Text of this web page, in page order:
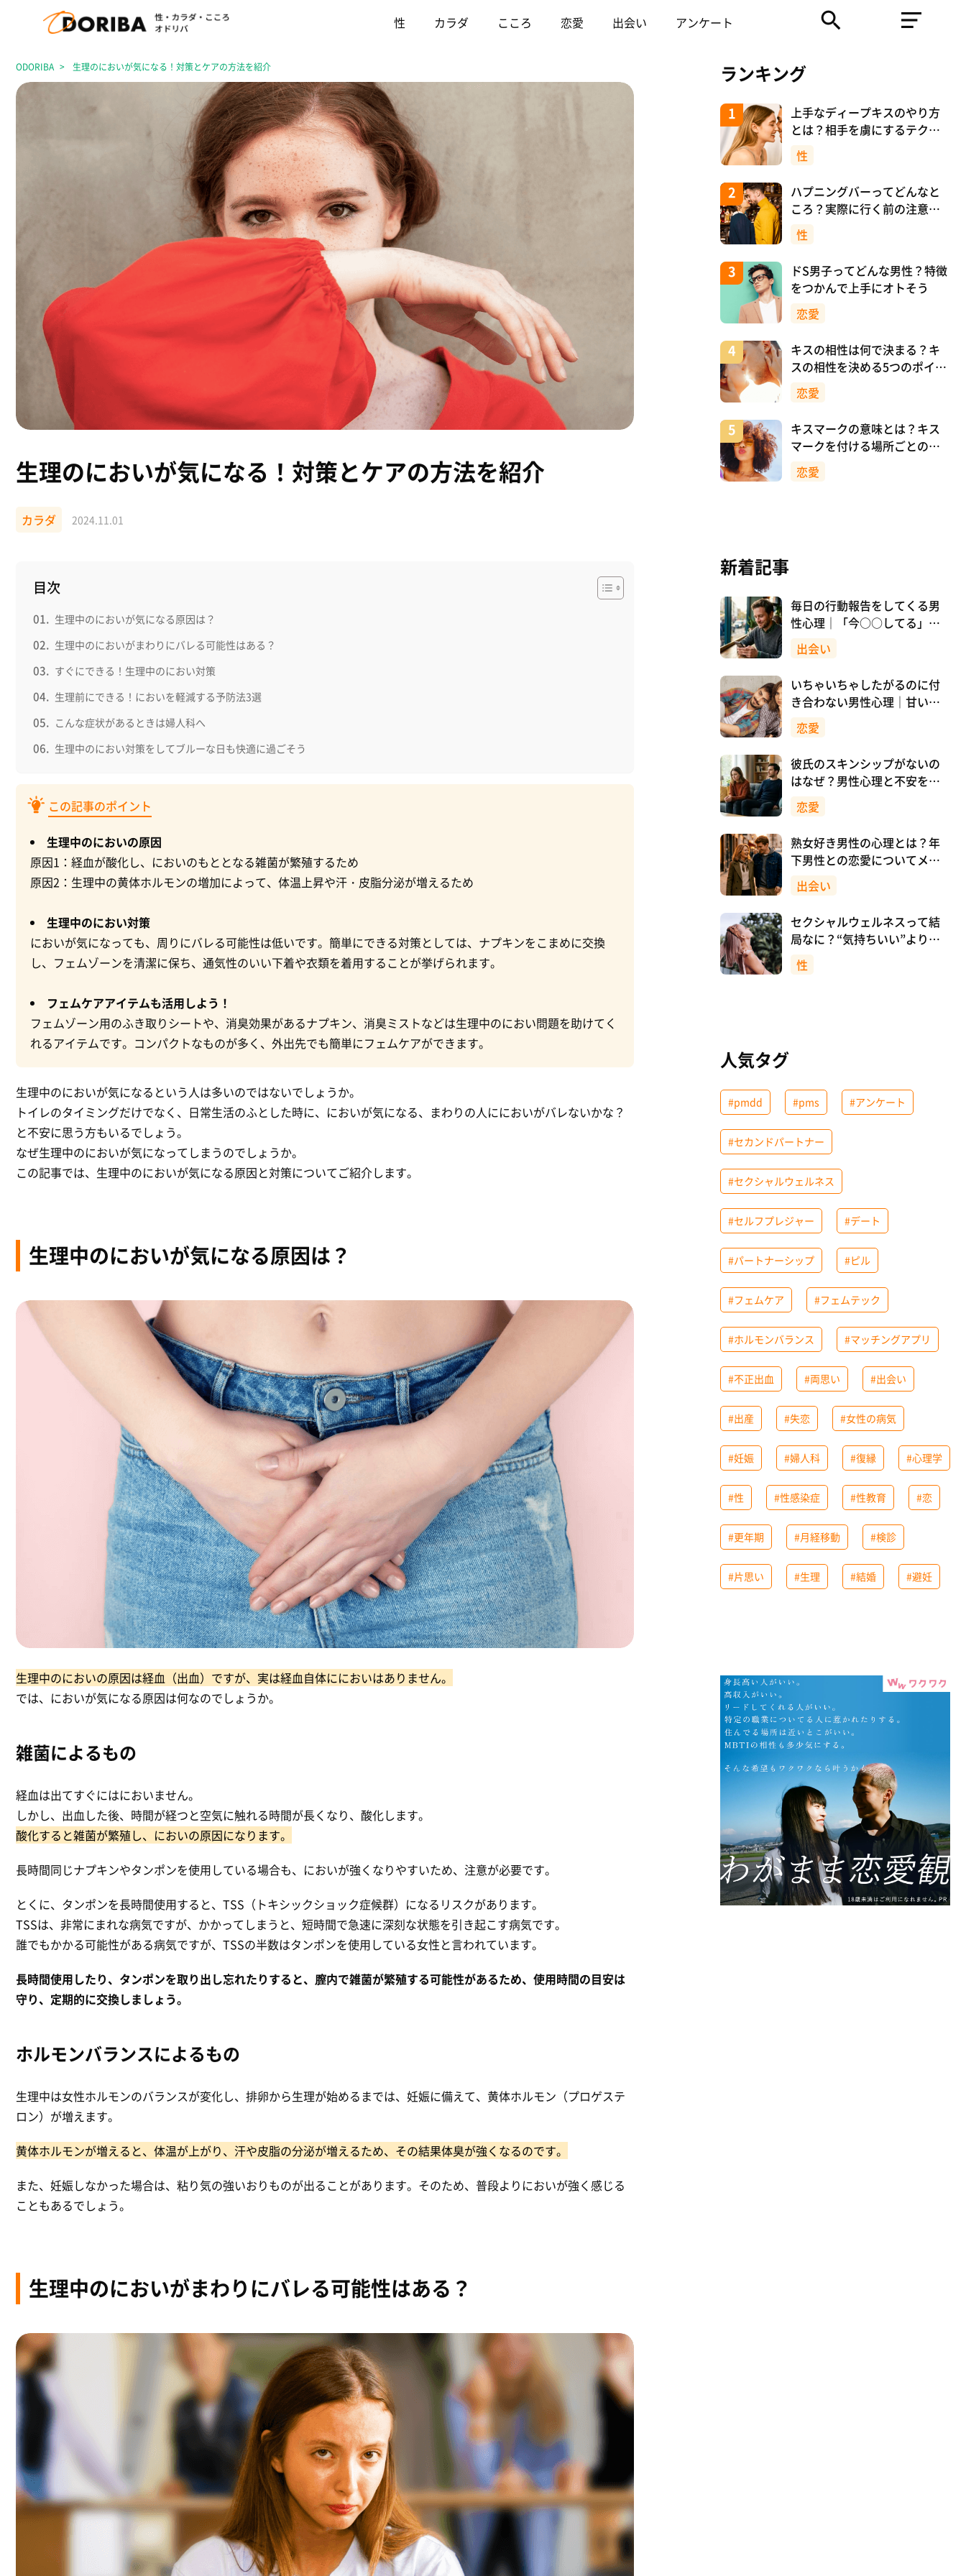
性 カラダ こころ 恋愛 出会い アンケート
ODORIBA 生理のにおいが気になる！対策とケアの方法を紹介
生理のにおいが気になる！対策とケアの方法を紹介
カラダ 2024.11.01
目次
生理中のにおいが気になる原因は？
生理中のにおいがまわりにバレる可能性はある？
すぐにできる！生理中のにおい対策
生理前にできる！においを軽減する予防法3選
こんな症状があるときは婦人科へ
生理中のにおい対策をしてブルーな日も快適に過ごそう
この記事のポイント
生理中のにおいの原因
原因1：経血が酸化し、においのもととなる雑菌が繁殖するため
原因2：生理中の黄体ホルモンの増加によって、体温上昇や汗・皮脂分泌が増えるため
生理中のにおい対策
においが気になっても、周りにバレる可能性は低いです。簡単にできる対策としては、ナプキンをこまめに交換
し、フェムゾーンを清潔に保ち、通気性のいい下着や衣類を着用することが挙げられます。
フェムケアアイテムも活用しよう！
フェムゾーン用のふき取りシートや、消臭効果があるナプキン、消臭ミストなどは生理中のにおい問題を助けてく
れるアイテムです。コンパクトなものが多く、外出先でも簡単にフェムケアができます。
生理中のにおいが気になるという人は多いのではないでしょうか。
トイレのタイミングだけでなく、日常生活のふとした時に、においが気になる、まわりの人ににおいがバレないかな？
と不安に思う方もいるでしょう。
なぜ生理中のにおいが気になってしまうのでしょうか。
この記事では、生理中のにおいが気になる原因と対策についてご紹介します。
生理中のにおいが気になる原因は？
生理中のにおいの原因は経血（出血）ですが、実は経血自体ににおいはありません。
では、においが気になる原因は何なのでしょうか。
雑菌によるもの
経血は出てすぐにはにおいません。
しかし、出血した後、時間が経つと空気に触れる時間が長くなり、酸化します。
酸化すると雑菌が繁殖し、においの原因になります。
長時間同じナプキンやタンポンを使用している場合も、においが強くなりやすいため、注意が必要です。
とくに、タンポンを長時間使用すると、TSS（トキシックショック症候群）になるリスクがあります。
TSSは、非常にまれな病気ですが、かかってしまうと、短時間で急速に深刻な状態を引き起こす病気です。
誰でもかかる可能性がある病気ですが、TSSの半数はタンポンを使用している女性と言われています。
長時間使用したり、タンポンを取り出し忘れたりすると、膣内で雑菌が繁殖する可能性があるため、使用時間の目安は
守り、定期的に交換しましょう。
ホルモンバランスによるもの
生理中は女性ホルモンのバランスが変化し、排卵から生理が始めるまでは、妊娠に備えて、黄体ホルモン（プロゲステ
ロン）が増えます。
黄体ホルモンが増えると、体温が上がり、汗や皮脂の分泌が増えるため、その結果体臭が強くなるのです。
また、妊娠しなかった場合は、粘り気の強いおりものが出ることがあります。そのため、普段よりにおいが強く感じる
こともあるでしょう。
生理中のにおいがまわりにバレる可能性はある？
ランキング
上手なディープキスのやり方
とは？相手を虜にするテクニ
ックを紹介！
性
ハプニングバーってどんなと
ころ？実際に行く前の注意や
マナーについて！
性
ドS男子ってどんな男性？特徴
をつかんで上手にオトそう
恋愛
キスの相性は何で決まる？キ
スの相性を決める5つのポイン
ト
恋愛
キスマークの意味とは？キス
マークを付ける場所ごとの意
味を詳しく解説
恋愛
新着記事
毎日の行動報告をしてくる男
性心理｜「今○○してる」は
脈ありサイン？
出会い
いちゃいちゃしたがるのに付
き合わない男性心理｜甘い時
間の裏にある本音とは
恋愛
彼氏のスキンシップがないの
はなぜ？男性心理と不安を減
らす向き合い方
恋愛
熟女好き男性の心理とは？年
下男性との恋愛についてメリ
ットも解説！
出会い
セクシャルウェルネスって結
局なに？“気持ちいい”より先
に、自分を大切にすること
性
人気タグ
#pmdd #pms #アンケート
#セカンドパートナー
#セクシャルウェルネス
#セルフプレジャー #デート
#パートナーシップ #ピル
#フェムケア #フェムテック
#ホルモンバランス #マッチングアプリ
#不正出血 #両思い #出会い
#出産 #失恋 #女性の病気
#妊娠 #婦人科 #復縁 #心理学
#性 #性感染症 #性教育 #恋
#更年期 #月経移動 #検診
#片思い #生理 #結婚 #避妊